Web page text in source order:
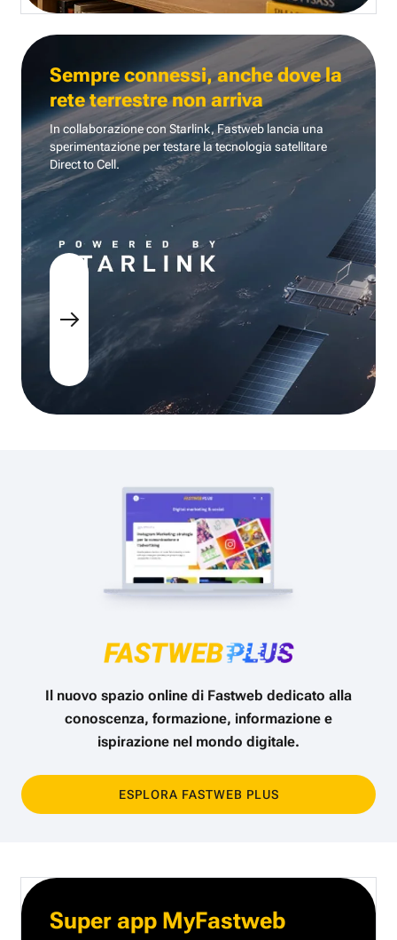
Sempre connessi, anche dove la
rete terrestre non arriva
In collaborazione con Starlink, Fastweb lancia una
sperimentazione per testare la tecnologia satellitare
Direct to Cell.
Il nuovo spazio online di Fastweb dedicato alla
conoscenza, formazione, informazione e
ispirazione nel mondo digitale.
ESPLORA FASTWEB PLUS
Super app MyFastweb